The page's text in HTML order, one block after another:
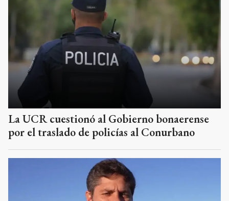
La UCR cuestionó al Gobierno bonaerense
por el traslado de policías al Conurbano